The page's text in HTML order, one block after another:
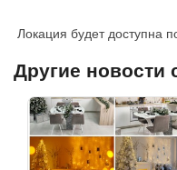
Локация будет доступна
Другие новости